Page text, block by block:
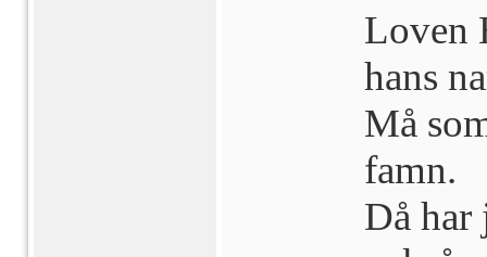
Loven
hans
Må
famn.
Då